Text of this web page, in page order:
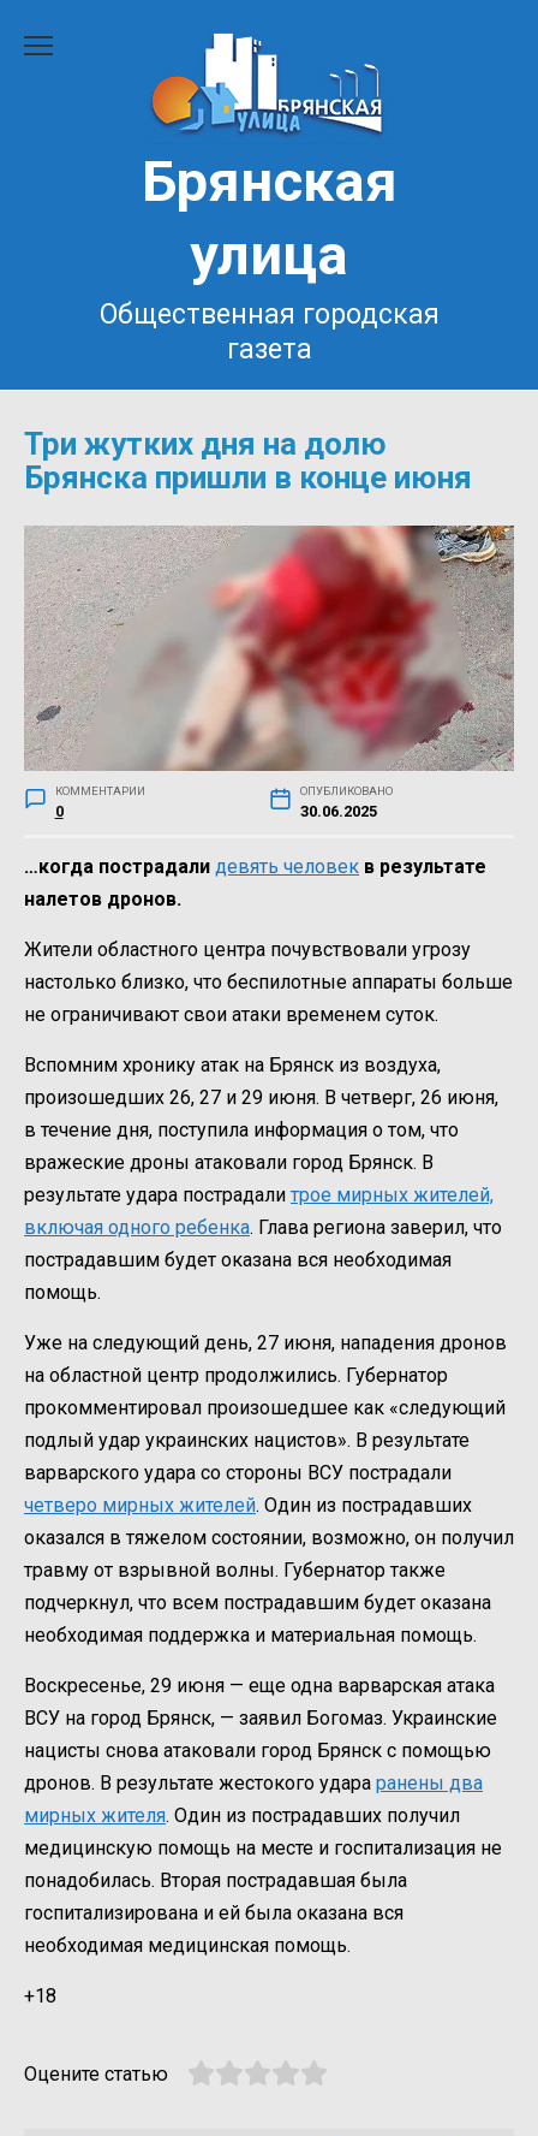
Брянская
улица
Общественная городская
газета
Три жутких дня на долю
Брянска пришли в конце июня
КОММЕНТАРИИ
0
ОПУБЛИКОВАНО
30.06.2025
…когда пострадали девять человек в результате
налетов дронов.
Жители областного центра почувствовали угрозу
настолько близко, что беспилотные аппараты больше
не ограничивают свои атаки временем суток.
Вспомним хронику атак на Брянск из воздуха,
произошедших 26, 27 и 29 июня. В четверг, 26 июня,
в течение дня, поступила информация о том, что
вражеские дроны атаковали город Брянск. В
результате удара пострадали трое мирных жителей,
включая одного ребенка. Глава региона заверил, что
пострадавшим будет оказана вся необходимая
помощь.
Уже на следующий день, 27 июня, нападения дронов
на областной центр продолжились. Губернатор
прокомментировал произошедшее как «следующий
подлый удар украинских нацистов». В результате
варварского удара со стороны ВСУ пострадали
четверо мирных жителей. Один из пострадавших
оказался в тяжелом состоянии, возможно, он получил
травму от взрывной волны. Губернатор также
подчеркнул, что всем пострадавшим будет оказана
необходимая поддержка и материальная помощь.
Воскресенье, 29 июня — еще одна варварская атака
ВСУ на город Брянск, — заявил Богомаз. Украинские
нацисты снова атаковали город Брянск с помощью
дронов. В результате жестокого удара ранены два
мирных жителя. Один из пострадавших получил
медицинскую помощь на месте и госпитализация не
понадобилась. Вторая пострадавшая была
госпитализирована и ей была оказана вся
необходимая медицинская помощь.
+18
Оцените статью